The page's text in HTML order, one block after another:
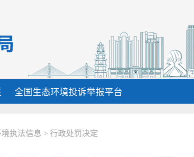
全国生态环境投诉举报平台
境执法信息 > 行政处罚决定